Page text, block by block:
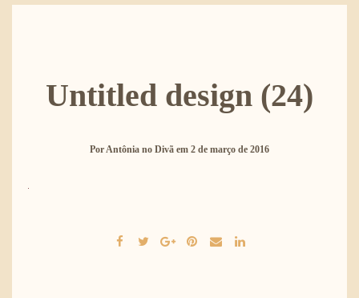
Untitled design (24)
PorAntônia no Divã em 2 de março de 2016